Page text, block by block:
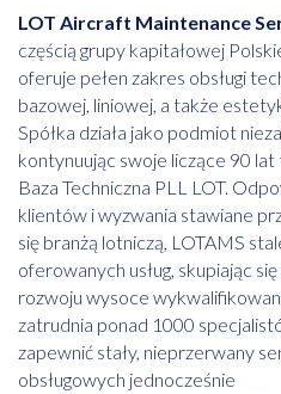
LOT Aircraft Maintenance
częścią grupy kapitałowej
oferuje pełen zakres obsługi
bazowej, liniowej, a także
Spółka działa jako podmiot
kontynuując swoje liczące 90
Baza Techniczna PLL LOT.
klientów i wyzwania stawiane
się branżą lotniczą, LOTAMS
oferowanych usług, skupiając
rozwoju wysoce
zatrudnia ponad 1000
zapewnić stały, nieprzerwany
obsługowych jednocześnie